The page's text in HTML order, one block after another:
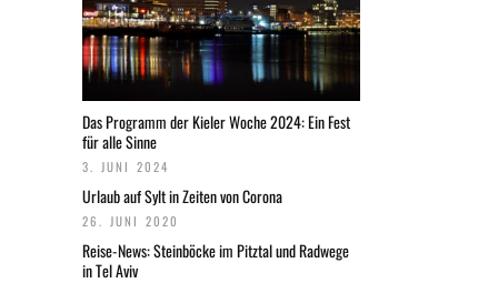
Das Programm der Kieler Woche 2024: Ein Fest
für alle Sinne
3. JUNI 2024
Urlaub auf Sylt in Zeiten von Corona
26. JUNI 2020
Reise-News: Steinböcke im Pitztal und Radwege
in Tel Aviv